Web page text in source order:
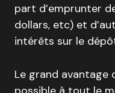
part d’emprunter
dollars, etc) et
intérêts sur le
Le grand avantage